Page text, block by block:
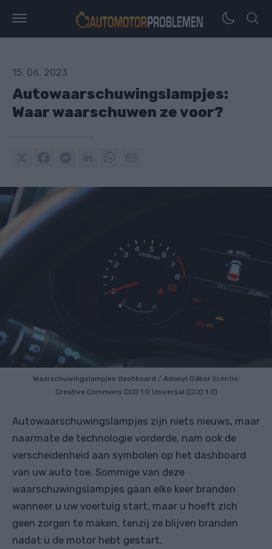
15. 06. 2023
Autowaarschuwingslampjes:
Waar waarschuwen ze voor?
Waarschuwingslampjes dashboard / Adonyi Gábor licentie:
Creative Commons CC0 1.0 Universal (CC0 1.0)
Autowaarschuwingslampjes zijn niets nieuws, maar
naarmate de technologie vorderde, nam ook de
verscheidenheid aan symbolen op het dashboard
van uw auto toe. Sommige van deze
waarschuwingslampjes gaan elke keer branden
wanneer u uw voertuig start, maar u hoeft zich
geen zorgen te maken, tenzij ze blijven branden
nadat u de motor hebt gestart.